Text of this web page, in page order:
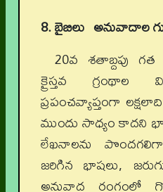
8. బైబిలు అనువాదాల
20వ శతాబ్దపు
క్రైస్తవ గ్రంథాల
ప్రపంచవ్యాప్తంగా
ముందు సాధ్యం కాదని
లేఖనాలను
జరిగిన భాషలు,
అనువాద రంగంలో